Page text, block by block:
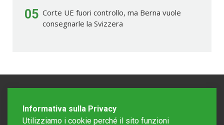
05 Corte UE fuori controllo, ma Berna vuole
consegnarle la Svizzera
Informativa sulla Privacy
Utilizziamo i cookie perché il sito funzioni